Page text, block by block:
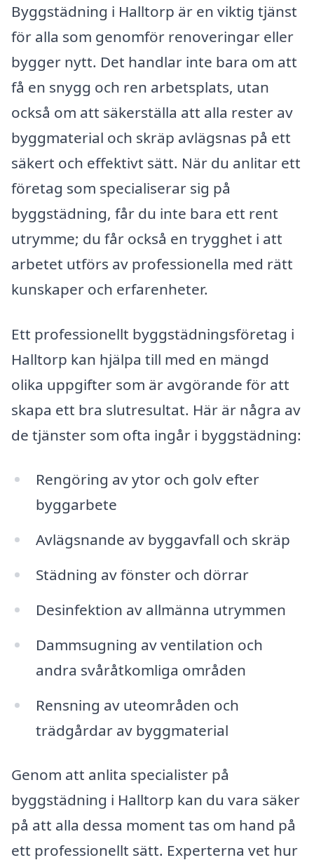
Byggstädning i Halltorp är en viktig tjänst
för alla som genomför renoveringar eller
bygger nytt. Det handlar inte bara om att
få en snygg och ren arbetsplats, utan
också om att säkerställa att alla rester av
byggmaterial och skräp avlägsnas på ett
säkert och effektivt sätt. När du anlitar ett
företag som specialiserar sig på
byggstädning, får du inte bara ett rent
utrymme; du får också en trygghet i att
arbetet utförs av professionella med rätt
kunskaper och erfarenheter.
Ett professionellt byggstädningsföretag i
Halltorp kan hjälpa till med en mängd
olika uppgifter som är avgörande för att
skapa ett bra slutresultat. Här är några av
de tjänster som ofta ingår i byggstädning:
Rengöring av ytor och golv efter
byggarbete
Avlägsnande av byggavfall och skräp
Städning av fönster och dörrar
Desinfektion av allmänna utrymmen
Dammsugning av ventilation och
andra svåråtkomliga områden
Rensning av uteområden och
trädgårdar av byggmaterial
Genom att anlita specialister på
byggstädning i Halltorp kan du vara säker
på att alla dessa moment tas om hand på
ett professionellt sätt. Experterna vet hur